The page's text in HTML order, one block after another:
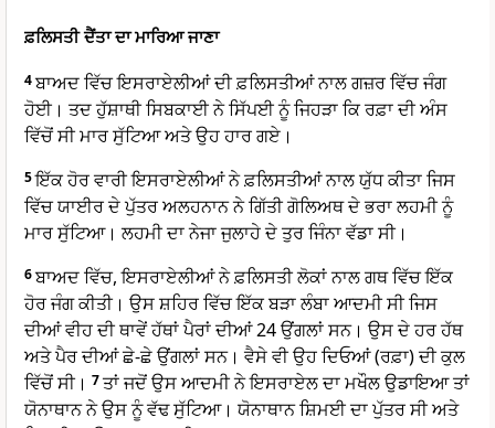
ਫ਼ਲਿਸਤੀ ਦੈਂਤਾ ਦਾ ਮਾਰਿਆ ਜਾਣਾ
4ਬਾਅਦ ਵਿੱਚ ਇਸਰਾਏਲੀਆਂ ਦੀ ਫ਼ਲਿਸਤੀਆਂ ਨਾਲ ਗਜ਼ਰ ਵਿੱਚ ਜੰਗ
ਹੋਈ। ਤਦ ਹੁੱਸ਼ਾਥੀ ਸਿਬਕਾਈ ਨੇ ਸਿੱਪਈ ਨੂੰ ਜਿਹੜਾ ਕਿ ਰਫ਼ਾ ਦੀ ਅੰਸ
ਵਿੱਚੋਂ ਸੀ ਮਾਰ ਸੁੱਟਿਆ ਅਤੇ ਉਹ ਹਾਰ ਗਏ।
5ਇੱਕ ਹੋਰ ਵਾਰੀ ਇਸਰਾਏਲੀਆਂ ਨੇ ਫ਼ਲਿਸਤੀਆਂ ਨਾਲ ਯੁੱਧ ਕੀਤਾ ਜਿਸ
ਵਿੱਚ ਯਾਈਰ ਦੇ ਪੁੱਤਰ ਅਲਹਨਾਨ ਨੇ ਗਿੱਤੀ ਗੋਲਿਅਥ ਦੇ ਭਰਾ ਲਹਮੀ ਨੂੰ
ਮਾਰ ਸੁੱਟਿਆ। ਲਹਮੀ ਦਾ ਨੇਜਾ ਜੁਲਾਹੇ ਦੇ ਤੁਰ ਜਿੰਨਾ ਵੱਡਾ ਸੀ।
6ਬਾਅਦ ਵਿੱਚ, ਇਸਰਾਏਲੀਆਂ ਨੇ ਫ਼ਲਿਸਤੀ ਲੋਕਾਂ ਨਾਲ ਗਥ ਵਿੱਚ ਇੱਕ
ਹੋਰ ਜੰਗ ਕੀਤੀ। ਉਸ ਸ਼ਹਿਰ ਵਿੱਚ ਇੱਕ ਬੜਾ ਲੰਬਾ ਆਦਮੀ ਸੀ ਜਿਸ
ਦੀਆਂ ਵੀਹ ਦੀ ਥਾਵੇਂ ਹੱਥਾਂ ਪੈਰਾਂ ਦੀਆਂ 24 ਉਂਗਲਾਂ ਸਨ। ਉਸ ਦੇ ਹਰ ਹੱਥ
ਅਤੇ ਪੈਰ ਦੀਆਂ ਛੇ-ਛੇ ਉਂਗਲਾਂ ਸਨ। ਵੈਸੇ ਵੀ ਉਹ ਦਿਓਆਂ (ਰਫ਼ਾ) ਦੀ ਕੁਲ
ਵਿੱਚੋਂ ਸੀ। 7ਤਾਂ ਜਦੋਂ ਉਸ ਆਦਮੀ ਨੇ ਇਸਰਾਏਲ ਦਾ ਮਖੌਲ ਉਡਾਇਆ ਤਾਂ
ਯੋਨਾਥਾਨ ਨੇ ਉਸ ਨੂੰ ਵੱਢ ਸੁੱਟਿਆ। ਯੋਨਾਥਾਨ ਸ਼ਿਮਈ ਦਾ ਪੁੱਤਰ ਸੀ ਅਤੇ